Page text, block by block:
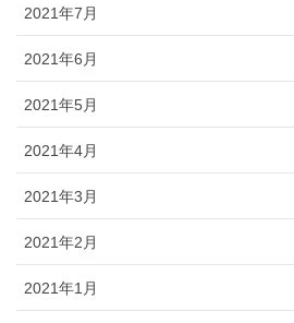
2021年7月
2021年6月
2021年5月
2021年4月
2021年3月
2021年2月
2021年1月